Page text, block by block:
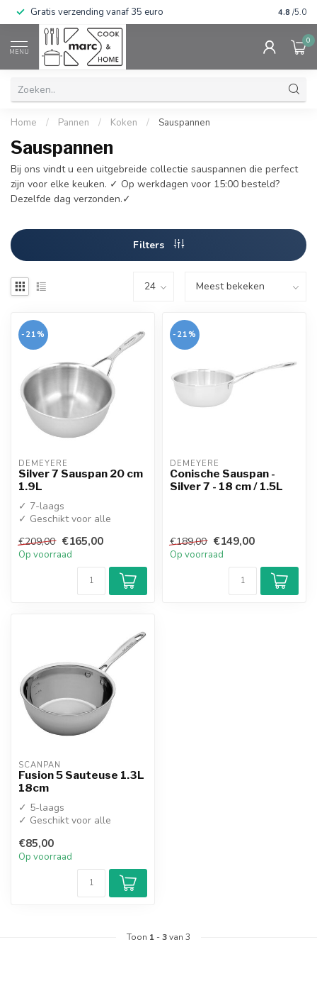
Gratis verzending vanaf 35 euro 4.8 /5.0
MENU
0
Home / Pannen / Koken / Sauspannen
Sauspannen
Bij ons vindt u een uitgebreide collectie sauspannen die perfect
zijn voor elke keuken. ✓ Op werkdagen voor 15:00 besteld?
Dezelfde dag verzonden.✓
Filters
-21%
DEMEYERE
Silver 7 Sauspan 20 cm
1.9L
✓ 7-laags
✓ Geschikt voor alle
€209,00 €165,00
Op voorraad
-21%
DEMEYERE
Conische Sauspan -
Silver 7 - 18 cm / 1.5L
€189,00 €149,00
Op voorraad
SCANPAN
Fusion 5 Sauteuse 1.3L
18cm
✓ 5-laags
✓ Geschikt voor alle
€85,00
Op voorraad
Toon 1 -3van 3